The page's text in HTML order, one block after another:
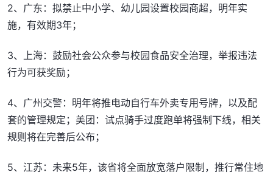
2、广东：拟禁止中小学、幼儿园设置校园商超，明年实
施，有效期3年；
3、上海：鼓励社会公众参与校园食品安全治理，举报违法
行为可获奖励；
4、广州交警：明年将推电动自行车外卖专用号牌，以及配
套的管理规定；美团：试点骑手过度跑单将强制下线，相关
规则将在完善后公布；
5、江苏：未来5年，该省将全面放宽落户限制，推行常住地